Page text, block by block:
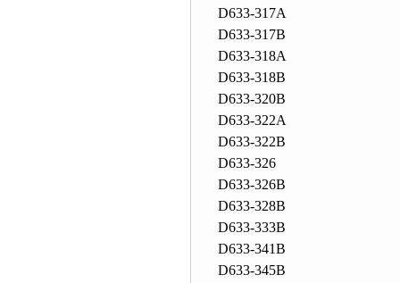
D633-317A
D633-317B
D633-318A
D633-318B
D633-320B
D633-322A
D633-322B
D633-326
D633-326B
D633-328B
D633-333B
D633-341B
D633-345B